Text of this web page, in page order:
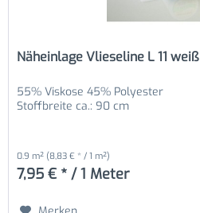
Näheinlage Vlieseline L 11 weiß
55% Viskose 45% Polyester
Stoffbreite ca.: 90 cm
0.9 m² (8,83 € * / 1 m²)
7,95 € * / 1 Meter